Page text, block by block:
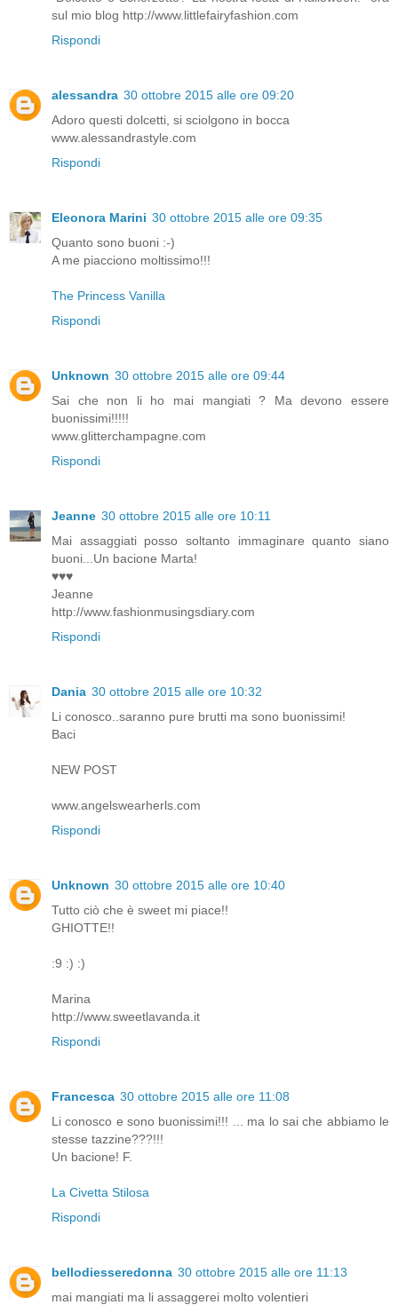
sul mio blog http://www.littlefairyfashion.com
Rispondi
alessandra 30 ottobre 2015 alle ore 09:20
Adoro questi dolcetti, si sciolgono in bocca
www.alessandrastyle.com
Rispondi
Eleonora Marini 30 ottobre 2015 alle ore 09:35
Quanto sono buoni :-)
A me piacciono moltissimo!!!
The Princess Vanilla
Rispondi
Unknown 30 ottobre 2015 alle ore 09:44
Sai che non li ho mai mangiati ? Ma devono essere
buonissimi!!!!!
www.glitterchampagne.com
Rispondi
Jeanne 30 ottobre 2015 alle ore 10:11
Mai assaggiati posso soltanto immaginare quanto siano
buoni...Un bacione Marta!
♥♥♥
Jeanne
http://www.fashionmusingsdiary.com
Rispondi
Dania 30 ottobre 2015 alle ore 10:32
Li conosco..saranno pure brutti ma sono buonissimi!
Baci
NEW POST
www.angelswearherls.com
Rispondi
Unknown 30 ottobre 2015 alle ore 10:40
Tutto ciò che è sweet mi piace!!
GHIOTTE!!
:9 :) :)
Marina
http://www.sweetlavanda.it
Rispondi
Francesca 30 ottobre 2015 alle ore 11:08
Li conosco e sono buonissimi!!! ... ma lo sai che abbiamo le
stesse tazzine???!!!
Un bacione! F.
La Civetta Stilosa
Rispondi
bellodiesseredonna 30 ottobre 2015 alle ore 11:13
mai mangiati ma li assaggerei molto volentieri